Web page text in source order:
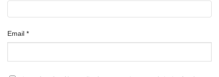
Email *